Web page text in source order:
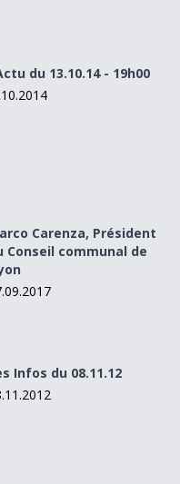
du 13.10.14 - 19h00
communal de Nyon
Carenza, Président
Conseil communal de
Infos du 08.11.12